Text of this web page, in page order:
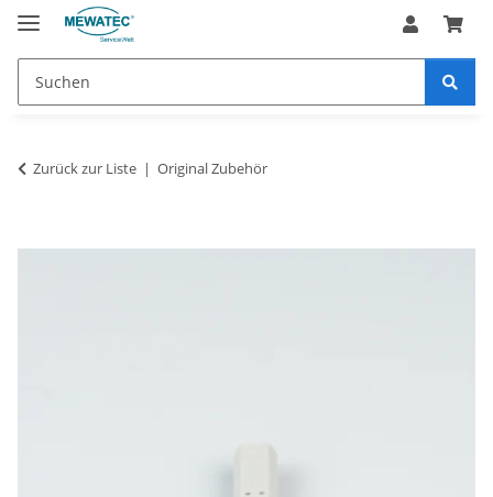
Zurück zur Liste Original Zubehör